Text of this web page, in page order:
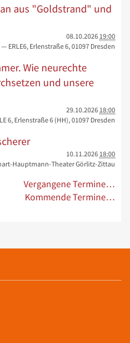
aus "Goldstrand" und
08.10.2026 19:00
— ERLE6, Erlenstraße 6, 01097 Dresden
Wie neurechte
und unsere
29.10.2026 18:00
6, Erlenstraße 6 (HH), 01097 Dresden
10.11.2026 18:00
Hauptmann-Theater Görlitz-Zittau
Vergangene Termine…
Kommende Termine…